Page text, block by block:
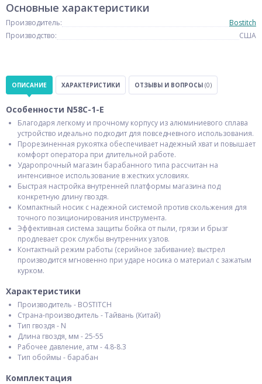
Основные характеристики
Производитель:
Bostitch
Производство:
США
ОПИСАНИЕ ХАРАКТЕРИСТИКИ ОТЗЫВЫ И ВОПРОСЫ (0)
Особенности N58C-1-E
Благодаря легкому и прочному корпусу из алюминиевого сплава
устройство идеально подходит для повседневного использования.
Прорезиненная рукоятка обеспечивает надежный хват и повышает
комфорт оператора при длительной работе.
Ударопрочный магазин барабанного типа рассчитан на
интенсивное использование в жестких условиях.
Быстрая настройка внутренней платформы магазина под
конкретную длину гвоздя.
Компактный носик с надежной системой против скольжения для
точного позиционирования инструмента.
Эффективная система защиты бойка от пыли, грязи и брызг
продлевает срок службы внутренних узлов.
Контактный режим работы (серийное забивание): выстрел
производится мгновенно при ударе носика о материал с зажатым
курком.
Характеристики
Производитель - BOSTITCH
Страна-производитель - Тайвань (Китай)
Тип гвоздя - N
Длина гвоздя, мм - 25-55
Рабочее давление, атм - 4.8-8.3
Тип обоймы - барабан
Комплектация